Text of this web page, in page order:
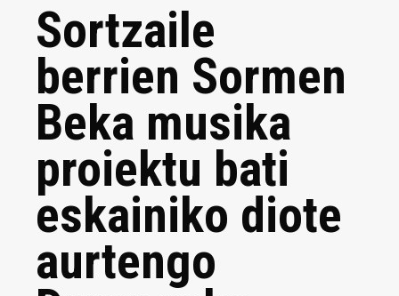
Sortzaile
berrien Sormen
Beka musika
proiektu bati
eskainiko diote
aurtengo